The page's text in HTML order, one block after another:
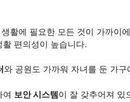
활에 필요한 모든 것이 가까이
편의성이 높습니다.
와 공원도 가까워 자녀를 둔 가
여 보안 시스템이 잘 갖추어져 있